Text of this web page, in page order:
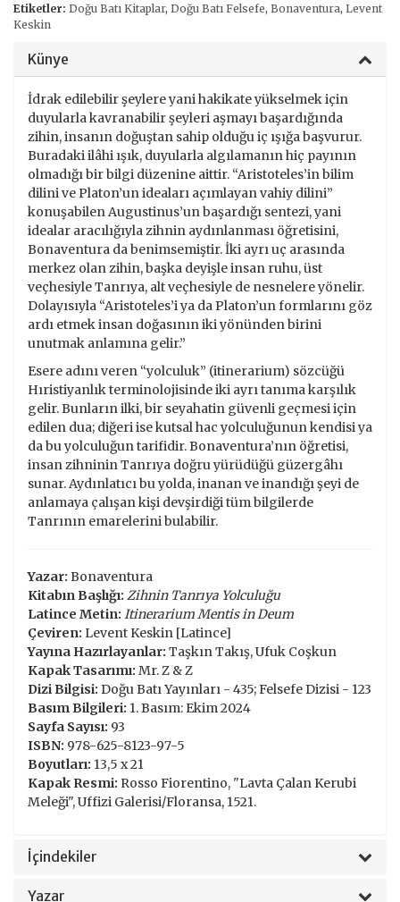
Etiketler: Doğu Batı Kitaplar, Doğu Batı Felsefe, Bonaventura, Levent
Keskin
Künye
İdrak edilebilir şeylere yani hakikate yükselmek için
duyularla kavranabilir şeyleri aşmayı başardığında
zihin, insanın doğuştan sahip olduğu iç ışığa başvurur.
Buradaki ilâhi ışık, duyularla algılamanın hiç payının
olmadığı bir bilgi düzenine aittir. “Aristoteles’in bilim
dilini ve Platon’un ideaları açımlayan vahiy dilini”
konuşabilen Augustinus’un başardığı sentezi, yani
idealar aracılığıyla zihnin aydınlanması öğretisini,
Bonaventura da benimsemiştir. İki ayrı uç arasında
merkez olan zihin, başka deyişle insan ruhu, üst
veçhesiyle Tanrıya, alt veçhesiyle de nesnelere yönelir.
Dolayısıyla “Aristoteles’i ya da Platon’un formlarını göz
ardı etmek insan doğasının iki yönünden birini
unutmak anlamına gelir.”
Esere adını veren “yolculuk” (itinerarium) sözcüğü
Hıristiyanlık terminolojisinde iki ayrı tanıma karşılık
gelir. Bunların ilki, bir seyahatin güvenli geçmesi için
edilen dua; diğeri ise kutsal hac yolculuğunun kendisi ya
da bu yolculuğun tarifidir. Bonaventura’nın öğretisi,
insan zihninin Tanrıya doğru yürüdüğü güzergâhı
sunar. Aydınlatıcı bu yolda, inanan ve inandığı şeyi de
anlamaya çalışan kişi devşirdiği tüm bilgilerde
Tanrının emarelerini bulabilir.
Yazar: Bonaventura
Kitabın Başlığı: Zihnin Tanrıya Yolculuğu
Latince Metin: Itinerarium Mentis in Deum
Çeviren: Levent Keskin [Latince]
Yayına Hazırlayanlar: Taşkın Takış, Ufuk Coşkun
Kapak Tasarımı: Mr. Z & Z
Dizi Bilgisi: Doğu Batı Yayınları - 435; Felsefe Dizisi - 123
Basım Bilgileri: 1. Basım: Ekim 2024
Sayfa Sayısı: 93
ISBN: 978-625-8123-97-5
Boyutları: 13,5 x 21
Kapak Resmi: Rosso Fiorentino, "Lavta Çalan Kerubi
Meleği", Uffizi Galerisi/Floransa, 1521.
İçindekiler
Yazar